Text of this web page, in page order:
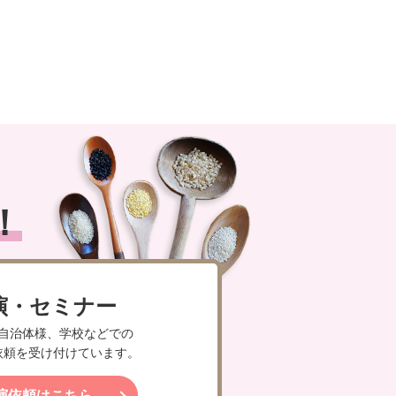
・セミナー
治体様、学校などでの
を受け付けています。